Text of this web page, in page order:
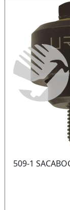
509-1